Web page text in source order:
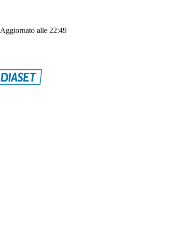
Aggiornato alle 22:49